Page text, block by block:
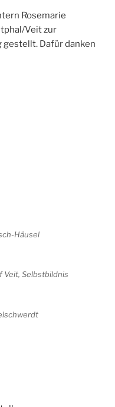
Rosemarie
Veit zur
Dafür danken
Häusel
Veit, Selbstbildnis